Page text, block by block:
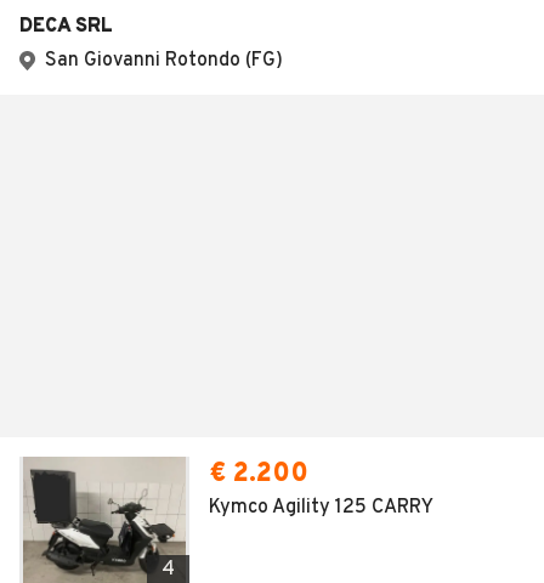
DECA SRL
San Giovanni Rotondo (FG)
4
€ 2.200
Kymco Agility 125 CARRY